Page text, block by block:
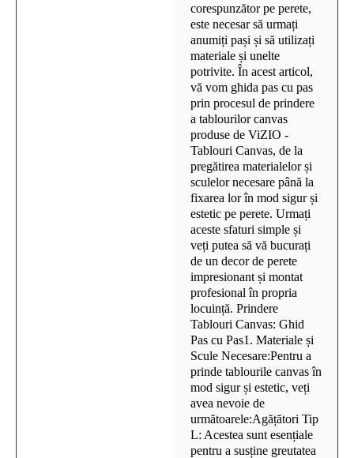
corespunzător pe perete,
este necesar să urmați
anumiți pași și să utilizați
materiale și unelte
potrivite. În acest articol,
vă vom ghida pas cu pas
prin procesul de prindere
a tablourilor canvas
produse de ViZIO -
Tablouri Canvas, de la
pregătirea materialelor și
sculelor necesare până la
fixarea lor în mod sigur și
estetic pe perete. Urmați
aceste sfaturi simple și
veți putea să vă bucurați
de un decor de perete
impresionant și montat
profesional în propria
locuință. Prindere
Tablouri Canvas: Ghid
Pas cu Pas1. Materiale și
Scule Necesare:Pentru a
prinde tablourile canvas în
mod sigur și estetic, veți
avea nevoie de
următoarele:Agățători Tip
L: Acestea sunt esențiale
pentru a susține greutatea